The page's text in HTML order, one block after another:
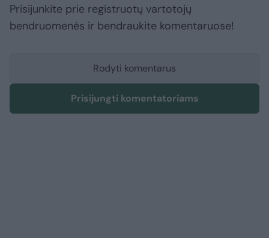
Prisijunkite prie registruotų vartotojų
bendruomenės ir bendraukite komentaruose!
Rodyti komentarus
Prisijungti komentatoriams